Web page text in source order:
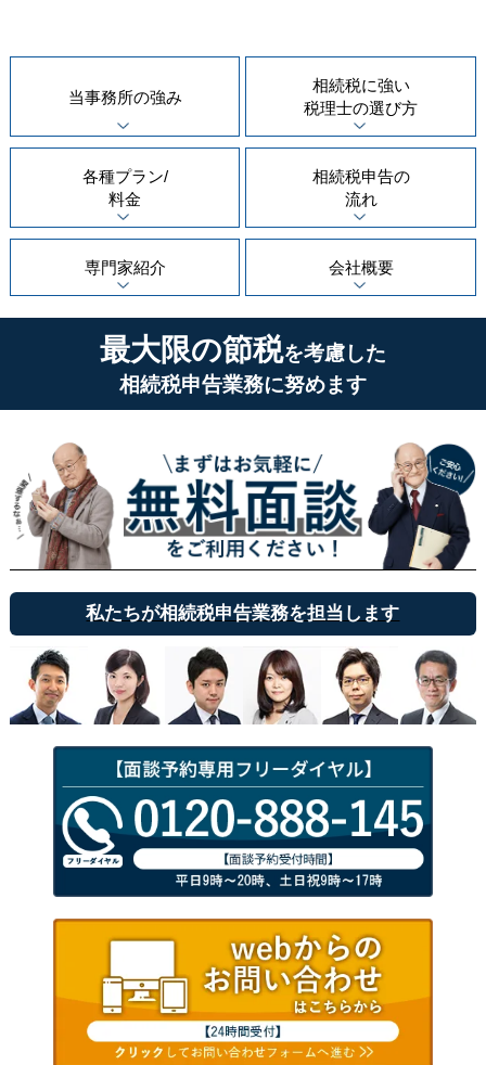
当事務所の強み
相続税に強い
税理士の選び方
各種プラン/
料金
相続税申告の
流れ
専門家紹介 会社概要
最大限の節税を考慮した
相続税申告業務に努めます
私たちが相続税申告業務を担当します